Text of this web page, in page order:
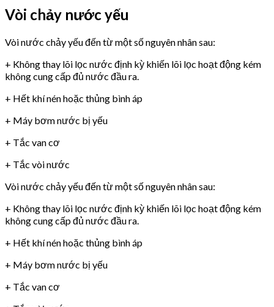
Vòi chảy nước yếu
Vòi nước chảy yếu đến từ một số nguyên nhân sau:
+ Không thay lõi lọc nước định kỳ khiến lõi lọc hoạt động kém
không cung cấp đủ nước đầu ra.
+ Hết khí nén hoặc thủng bình áp
+ Máy bơm nước bị yếu
+ Tắc van cơ
+ Tắc vòi nước
Vòi nước chảy yếu đến từ một số nguyên nhân sau:
+ Không thay lõi lọc nước định kỳ khiến lõi lọc hoạt động kém
không cung cấp đủ nước đầu ra.
+ Hết khí nén hoặc thủng bình áp
+ Máy bơm nước bị yếu
+ Tắc van cơ